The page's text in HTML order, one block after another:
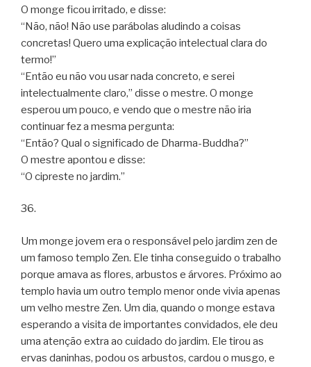
O monge ficou irritado, e disse:
“Não, não! Não use parábolas aludindo a coisas
concretas! Quero uma explicação intelectual clara do
termo!”
“Então eu não vou usar nada concreto, e serei
intelectualmente claro,” disse o mestre. O monge
esperou um pouco, e vendo que o mestre não iria
continuar fez a mesma pergunta:
“Então? Qual o significado de Dharma-Buddha?”
O mestre apontou e disse:
“O cipreste no jardim.”
36.
Um monge jovem era o responsável pelo jardim zen de
um famoso templo Zen. Ele tinha conseguido o trabalho
porque amava as flores, arbustos e árvores. Próximo ao
templo havia um outro templo menor onde vivia apenas
um velho mestre Zen. Um dia, quando o monge estava
esperando a visita de importantes convidados, ele deu
uma atenção extra ao cuidado do jardim. Ele tirou as
ervas daninhas, podou os arbustos, cardou o musgo, e